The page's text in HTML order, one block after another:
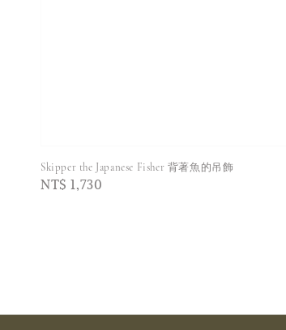
Skipper the Japanese Fisher 背著魚的吊飾
Regular
NT$ 1,730